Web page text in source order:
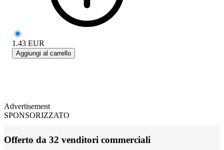
1.43 EUR
Aggiungi al carrello
Advertisement
SPONSORIZZATO
Offerto da 32 venditori commerciali